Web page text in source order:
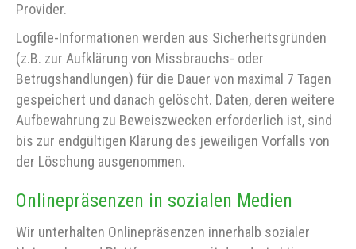
Provider.
Logfile-Informationen werden aus Sicherheitsgründen
(z.B. zur Aufklärung von Missbrauchs- oder
Betrugshandlungen) für die Dauer von maximal 7 Tagen
gespeichert und danach gelöscht. Daten, deren weitere
Aufbewahrung zu Beweiszwecken erforderlich ist, sind
bis zur endgültigen Klärung des jeweiligen Vorfalls von
der Löschung ausgenommen.
Onlinepräsenzen in sozialen Medien
Wir unterhalten Onlinepräsenzen innerhalb sozialer